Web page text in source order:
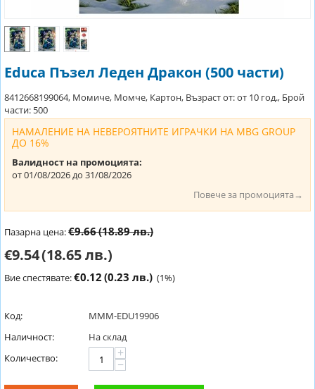
Educa Пъзел Леден Дракон (500 части)
8412668199064, Момиче, Момче, Картон, Възраст от: от 10 год., Брой
части: 500
НАМАЛЕНИЕ НА НЕВЕРОЯТНИТЕ ИГРАЧКИ НА MBG GROUP
ДО 16%
Валидност на промоцията:
от 01/08/2026 до 31/08/2026
Повече за промоцията→
Пазарна цена:€9.66(18.89 лв.)
€9.54(18.65 лв.)
Вие спестявате:€0.12 (0.23 лв.) (1%)
Код:
MMM-EDU19906
Наличност:
На склад
Количество:
+
−